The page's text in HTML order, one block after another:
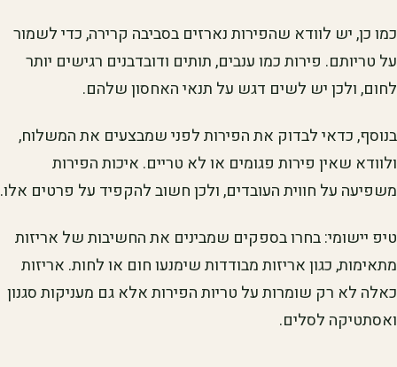
כמו כן, יש לוודא שהפירות נארזים בסביבה קרירה, כדי לשמור
על טריותם. פירות כמו ענבים, תותים ודובדבנים רגישים יותר
לחום, ולכן יש לשים דגש על תנאי האחסון שלהם.
בנוסף, כדאי לבדוק את הפירות לפני שמבצעים את המשלוח,
ולוודא שאין פירות פגומים או לא טריים. איכות הפירות
משפיעה על חווית העובדים, ולכן חשוב להקפיד על פרטים אלו.
טיפ יישומי: בחרו בספקים שמבינים את החשיבות של אריזות
מתאימות, כגון אריזות מבודדות שימנעו חום או לחות. אריזות
כאלה לא רק שומרות על טריות הפירות אלא גם מעניקות סגנון
ואסתטיקה לסלים.